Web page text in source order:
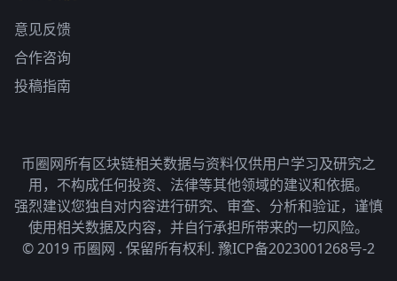
意见反馈
合作咨询
投稿指南
币圈网所有区块链相关数据与资料仅供用户学习及研究之
用，不构成任何投资、法律等其他领域的建议和依据。
强烈建议您独自对内容进行研究、审查、分析和验证，谨慎
使用相关数据及内容，并自行承担所带来的一切风险。
© 2019 币圈网 . 保留所有权利. 豫ICP备2023001268号-2